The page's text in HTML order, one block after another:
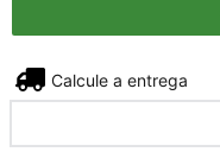
Não sei meu CEP